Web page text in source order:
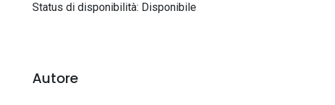
Status di disponibilità: Disponibile
Autore